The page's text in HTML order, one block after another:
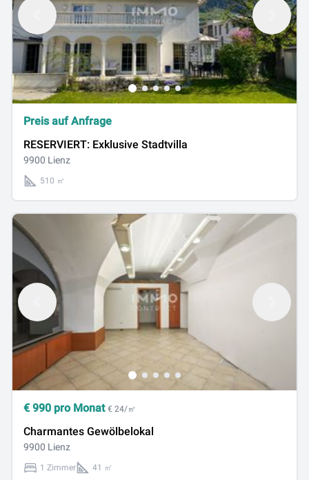
Preis auf Anfrage
RESERVIERT: Exklusive Stadtvilla
9900 Lienz
510 ㎡
€ 990 pro Monat € 24/㎡
Charmantes Gewölbelokal
9900 Lienz
1 Zimmer 41 ㎡